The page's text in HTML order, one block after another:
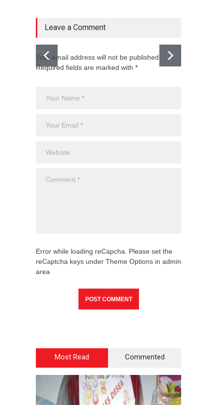
Leave a Comment
Your email address will not be published.
Required fields are marked with *
Error while loading reCapcha. Please set the
reCaptcha keys under Theme Options in admin
area
Most Read Commented